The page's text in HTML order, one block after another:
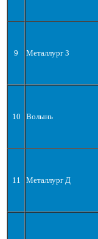
9 Металлург З
10 Волынь
11 Металлург Д